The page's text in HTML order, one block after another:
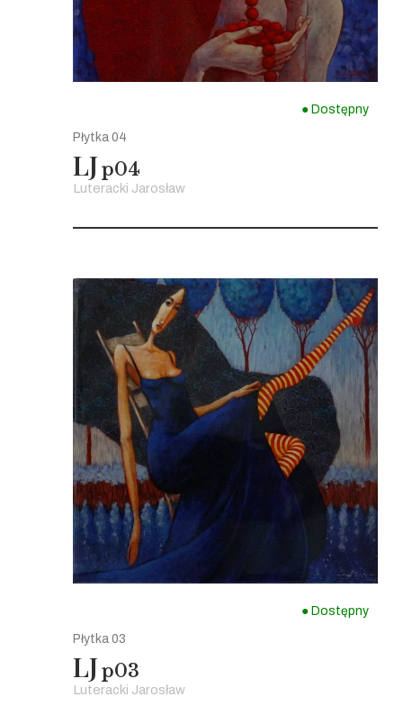
● Dostępny
Płytka 04
LJp04
Luteracki Jarosław
● Dostępny
Płytka 03
LJp03
Luteracki Jarosław